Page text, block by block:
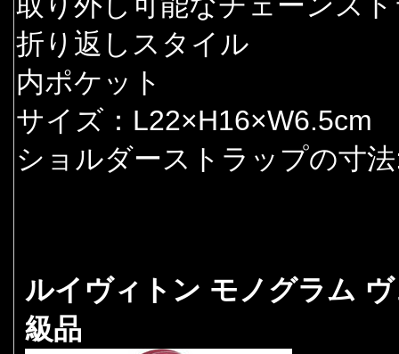
折り返しスタイル
内ポケット
サイズ：L22×H16×W6.5cm
ショルダーストラップの寸
ルイヴィトン モノグラム
級品